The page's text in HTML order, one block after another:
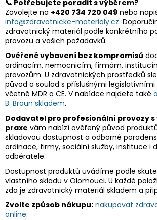
📞 Potřebujete poradit s výběrem?
Zavolejte na +420 734 720 049 nebo
info@zdravotnicke-materialy.cz.
zdravotnický materiál podle konkrétního
provozu a vašich požadavků.
Ověřené vybavení bez kompromisů
ordinacím, nemocnicím, firmám,
provozům. U zdravotnických prostředků
původ a soulad s příslušnými legislativními
včetně MDR a CE. V nabídce najdete také
B. Braun skladem.
Dodavatel pro profesionální provozy s
praxe vám nabízí ověřený původ
skladovou dostupnost a odborné
ordinace, firmy, sociální služby, instituce i
odběratele.
Dostupnost produktů uvádíme podle
vlastního skladu v Olomouci. U každé
zda je zdravotnický materiál skladem a
Zvolte způsob nákupu: nakupovat
online.